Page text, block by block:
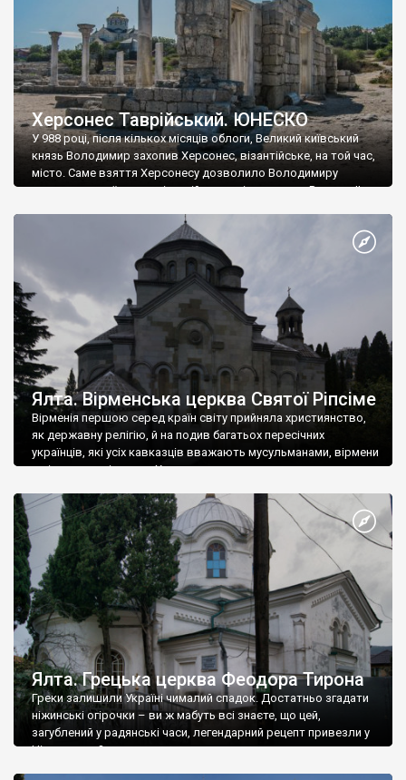
Херсонес Таврійський. ЮНЕСКО
У 988 році, після кількох місяців облоги, Великий київський
князь Володимир захопив Херсонес, візантійське, на той час,
місто. Саме взяття Херсонесу дозволило Володимиру
диктувати свої умови візантійському імператору Василю ІІ, та
Херсонесі Володимир-язичник, став Василем-християнином.
А потім було Хрещення Русі. На честь Херсонесу Таврійського
Ялта. Вірменська церква Святої Ріпсіме
Вірменія першою серед країн світу прийняла християнство,
як державну релігію, й на подив багатьох пересічних
українців, які усіх кавказців вважають мусульманами, вірмени
є відданими вірянами Христа
Ялта. Грецька церква Феодора Тирона
Греки залишили Україні чималий спадок. Достатньо згадати
ніжинські огірочки – ви ж мабуть всі знаєте, що цей,
загублений у радянські часи, легендарний рецепт привезли у
Ніжин греки?